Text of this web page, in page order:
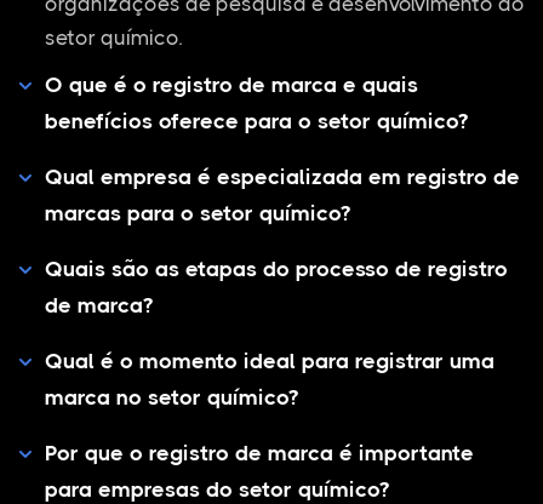
setor químico.
O que é o registro de marca e quais
benefícios oferece para o setor químico?
Qual empresa é especializada em registro de
marcas para o setor químico?
Quais são as etapas do processo de registro
de marca?
Qual é o momento ideal para registrar uma
marca no setor químico?
Por que o registro de marca é importante
para empresas do setor químico?